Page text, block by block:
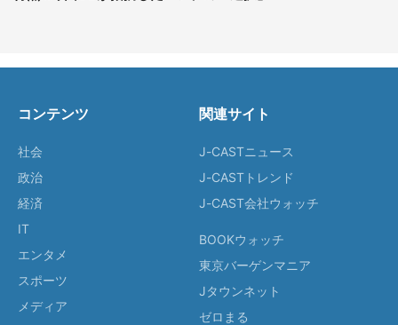
コンテンツ
社会
政治
経済
IT
エンタメ
スポーツ
メディア
関連サイト
J-CASTニュース
J-CASTトレンド
J-CAST会社ウォッチ
BOOKウォッチ
東京バーゲンマニア
Jタウンネット
ゼロまる